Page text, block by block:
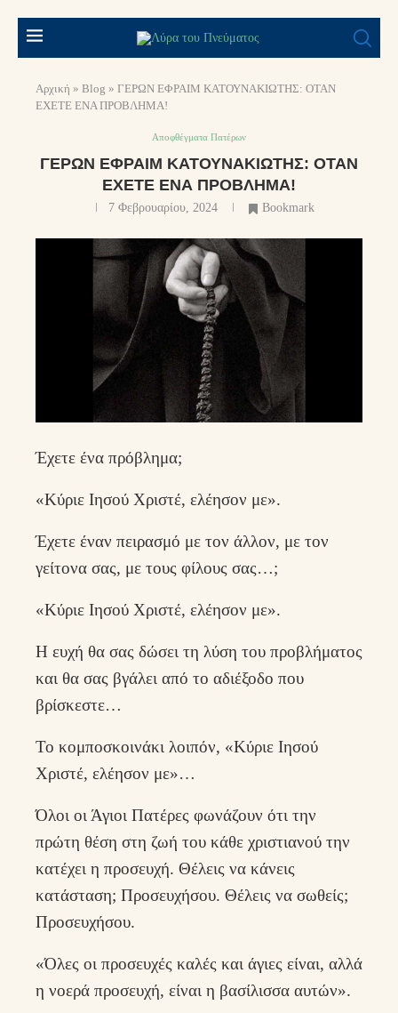
Αρχική » Blog » ΓΕΡΩΝ ΕΦΡΑΙΜ ΚΑΤΟΥΝΑΚΙΩΤΗΣ: ΟΤΑΝ
ΕΧΕΤΕ ΕΝΑ ΠΡΟΒΛΗΜΑ!
Αποφθέγματα Πατέρων
ΓΕΡΩΝ ΕΦΡΑΙΜ ΚΑΤΟΥΝΑΚΙΩΤΗΣ: ΟΤΑΝ
ΕΧΕΤΕ ΕΝΑ ΠΡΟΒΛΗΜΑ!
7 Φεβρουαρίου, 2024 Bookmark
Έχετε ένα πρόβλημα;
«Κύριε Ιησού Χριστέ, ελέησον με».
Έχετε έναν πειρασμό με τον άλλον, με τον
γείτονα σας, με τους φίλους σας…;
«Κύριε Ιησού Χριστέ, ελέησον με».
Η ευχή θα σας δώσει τη λύση του προβλήματος
και θα σας βγάλει από το αδιέξοδο που
βρίσκεστε…
Το κομποσκοινάκι λοιπόν, «Κύριε Ιησού
Χριστέ, ελέησον με»…
Όλοι οι Άγιοι Πατέρες φωνάζουν ότι την
πρώτη θέση στη ζωή του κάθε χριστιανού την
κατέχει η προσευχή. Θέλεις να κάνεις
κατάσταση; Προσευχήσου. Θέλεις να σωθείς;
Προσευχήσου.
«Όλες οι προσευχές καλές και άγιες είναι, αλλά
η νοερά προσευχή, είναι η βασίλισσα αυτών».